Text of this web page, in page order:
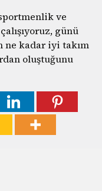
ve
günü
ne kadar iyi takım
oluştuğunu